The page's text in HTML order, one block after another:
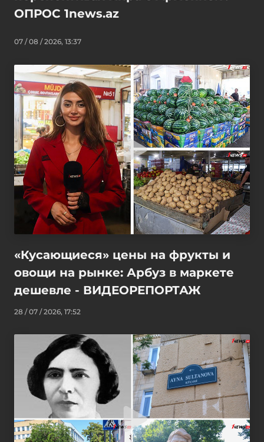
ОПРОС 1news.az
07 / 08 / 2026, 13:37
«Кусающиеся» цены на фрукты и
овощи на рынке: Арбуз в маркете
дешевле - ВИДЕОРЕПОРТАЖ
28 / 07 / 2026, 17:52